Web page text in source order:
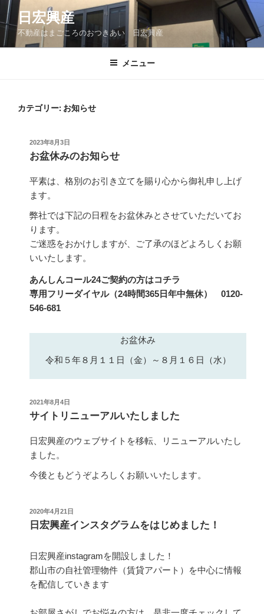
コ
ン
テ
ン
日宏興産
不動産はまごころのおつきあい 日宏興産
メニュー
カテゴリー: お知らせ
投
稿
日:
2023年8月3日
お盆休みのお知らせ
平素は、格別のお引き立てを賜り心から御礼申し上げ
ます。
弊社では下記の日程をお盆休みとさせていただいてお
ります。
ご迷惑をおかけしますが、ご了承のほどよろしくお願
いいたします。
あんしんコール24ご契約の方はコチラ
専用フリーダイヤル（24時間365日年中無休） 0120-
546-681
お盆休み
令和５年８月１１日（金）～８月１６日（水）
投
稿
日:
2021年8月4日
サイトリニューアルいたしました
日宏興産のウェブサイトを移転、リニューアルいたし
ました。
今後ともどうぞよろしくお願いいたします。
投
稿
日:
2020年4月21日
日宏興産インスタグラムをはじめました！
日宏興産instagramを開設しました！
郡山市の自社管理物件（賃貸アパート）を中心に情報
を配信していきます